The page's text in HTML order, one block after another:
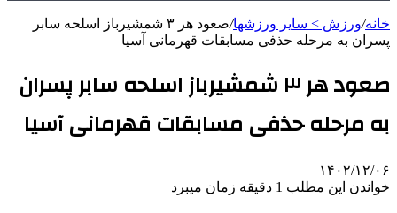
خانه/ورزش > سایر ورزشها/
صعود هر ۳ شمشیرباز اسلحه سابر
پسران به مرحله حذفی مسابقات قهرمانی آسیا
صعود هر ۳ شمشیرباز اسلحه سابر پسران
به مرحله حذفی مسابقات قهرمانی آسیا
۱۴۰۲/۱۲/۰۶
خواندن این مطلب 1 دقیقه زمان میبرد